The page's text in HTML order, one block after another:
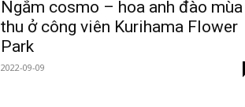
Ngắm cosmo – hoa anh đào mùa
thu ở công viên Kurihama Flower
Park
2022-09-09